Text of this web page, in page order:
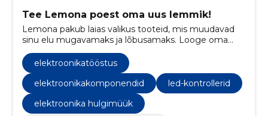
Tee Lemona poest oma uus lemmik!
Lemona pakub laias valikus tooteid, mis muudavad
sinu elu mugavamaks ja lõbusamaks. Looge oma
unikaalne elustiil ja nautige meie kvaliteetseid ja
stiilseid tooteid!
elektroonikatööstus
elektroonikakomponendid
led-kontrollerid
elektroonika hulgimüük